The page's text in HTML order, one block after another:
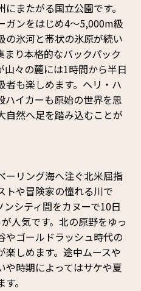
またがる国立公園です。
ガンをはじめ4～5,000m級
の氷河と帯状の氷原が続い
り本格的なバックパック
々の麓には1時間から半日
者も楽しめます。ヘリ・ハ
ハイカーも原始の世界を思
自然へ足を踏み込むことが
ーリング海へ注ぐ北米屈指
トや冒険家の憧れる川で
シティ間をカヌーで10日
人気です。北の原野をゆっ
やゴールドラッシュ時代の
しめます。途中ムースや
や時期によってはサケや夏
。